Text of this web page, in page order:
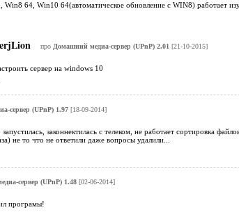
64, Win10 64(автоматическое обновление с WIN8) работает
про Домашний медиа-сервер (UPnP) 2.01 [21-10-2015]
сервер на windows 10
сервер (UPnP) 1.97[18-09-2014]
законнектилась с телеком, не работает сортировка
не то что не ответили даже вопросы удалили...
сервер (UPnP) 1.48[02-06-2014]
програмы!